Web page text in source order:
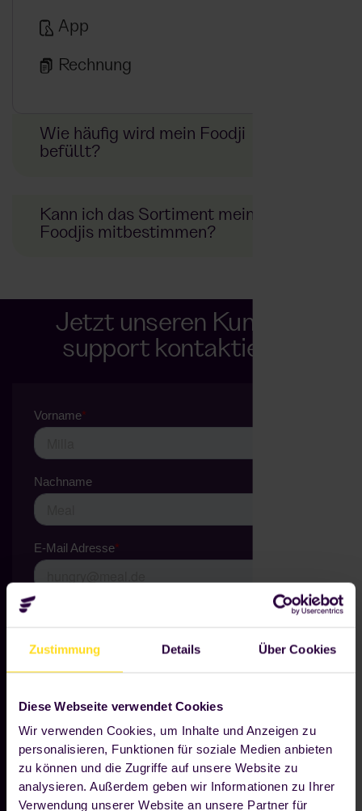
Zustimmung Details Über Cookies
Diese Webseite verwendet Cookies
Wir verwenden Cookies, um Inhalte und Anzeigen zu
personalisieren, Funktionen für soziale Medien anbieten
zu können und die Zugriffe auf unsere Website zu
analysieren. Außerdem geben wir Informationen zu Ihrer
Verwendung unserer Website an unsere Partner für
App
Rechnung
Wie häufig wird mein Foodji
befüllt?
Kann ich das Sortiment meines
Foodjis mitbestimmen?
Jetzt unseren Kunden-
support kontaktieren.